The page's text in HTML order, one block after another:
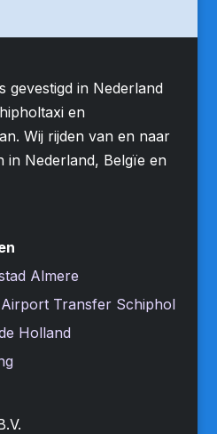
gevestigd in Nederland
en
Wij rijden van en naar
in Nederland, Belgïe en
Almere
Transfer Schiphol
Holland